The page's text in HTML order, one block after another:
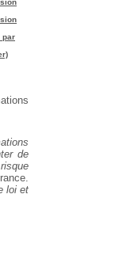
par
de
loi et